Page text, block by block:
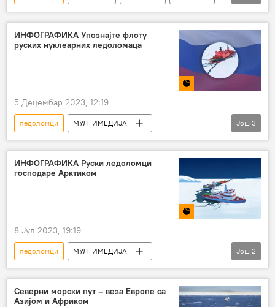
Канада
Финска
ИНФОГРАФИКА Упознаjте флоту
руских нуклеарних ледоломаца
5 Децембар 2023, 12:19
ледоломци
МУЛТИМЕДИЈА
Мултимедија
Инфографика
нуклеарни ледоломац
ледоломац Арктика
Још 3
ИНФОГРАФИКА Руски ледоломци
господаре Арктиком
8 Јул 2023, 19:19
ледоломци
МУЛТИМЕДИЈА
Мултимедија
Инфографика Русија
Још 2
Северни морски пут – веза Европе са
Азијом и Африком